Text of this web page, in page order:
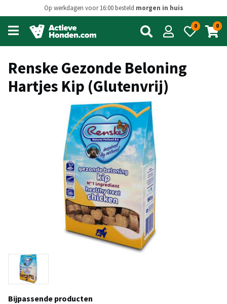
Op werkdagen voor 16:00 besteld morgen in huis
Open
main
menu
0 0
Renske Gezonde Beloning
Hartjes Kip (Glutenvrij)
Bijpassende producten